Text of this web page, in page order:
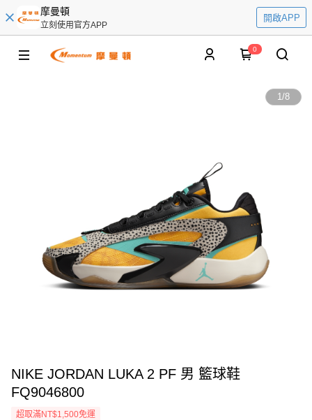
摩曼頓
立刻使用官方APP
開啟APP
0
1/8
NIKE JORDAN LUKA 2 PF 男 籃球鞋
FQ9046800
超取滿NT$1,500免運